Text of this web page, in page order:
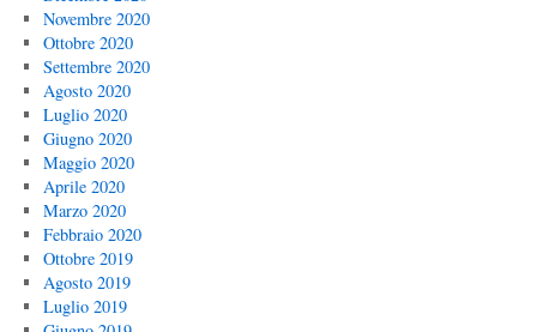
Novembre 2020
Ottobre 2020
Settembre 2020
Agosto 2020
Luglio 2020
Giugno 2020
Maggio 2020
Aprile 2020
Marzo 2020
Febbraio 2020
Ottobre 2019
Agosto 2019
Luglio 2019